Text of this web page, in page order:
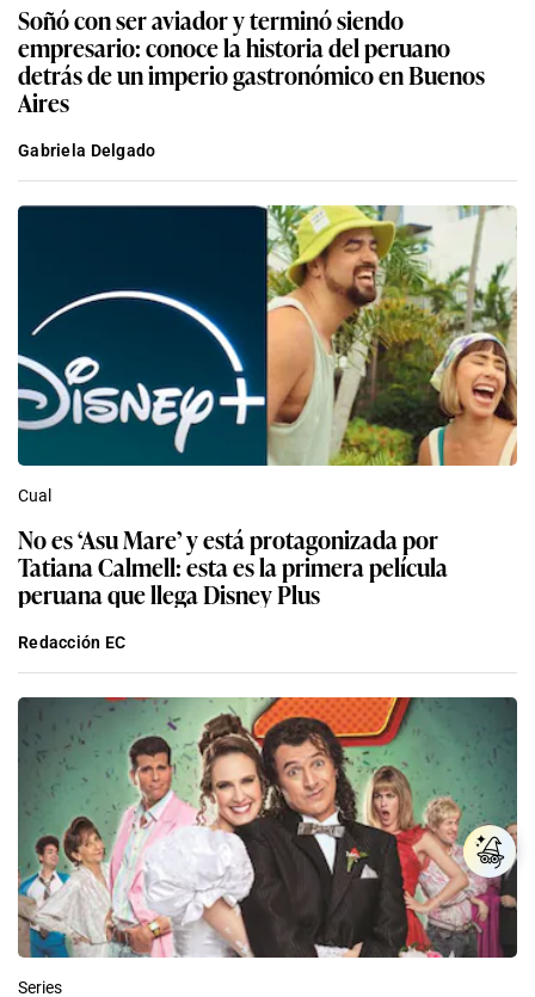
Soñó con ser aviador y terminó siendo
empresario: conoce la historia del peruano
detrás de un imperio gastronómico en Buenos
Aires
Gabriela Delgado
Cual
No es ‘Asu Mare’ y está protagonizada por
Tatiana Calmell: esta es la primera película
peruana que llega Disney Plus
Redacción EC
Series